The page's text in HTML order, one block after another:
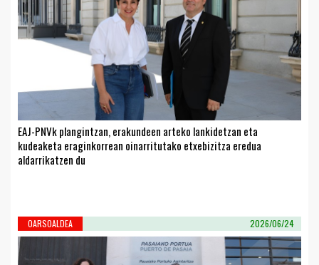
EAJ-PNVk plangintzan, erakundeen arteko lankidetzan eta
kudeaketa eraginkorrean oinarritutako etxebizitza eredua
aldarrikatzen du
OARSOALDEA 2026/06/24